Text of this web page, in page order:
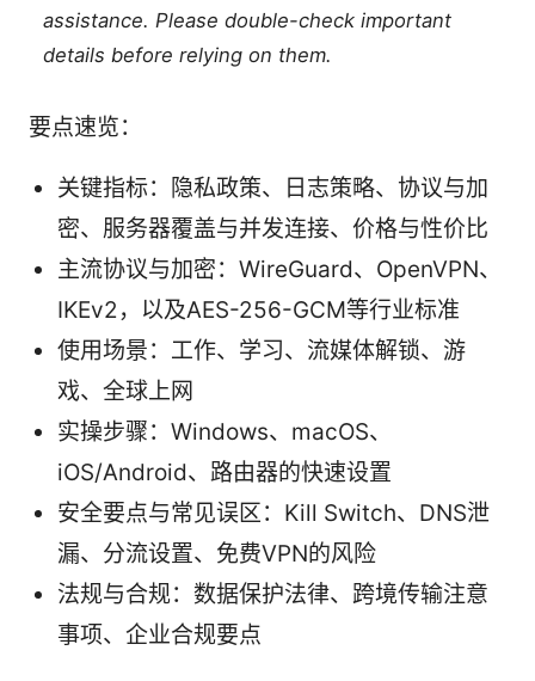
assistance. Please double-check important
details before relying on them.
要点速览：
关键指标：隐私政策、日志策略、协议与加
密、服务器覆盖与并发连接、价格与性价比
主流协议与加密：WireGuard、OpenVPN、
IKEv2，以及AES-256-GCM等行业标准
使用场景：工作、学习、流媒体解锁、游
戏、全球上网
实操步骤：Windows、macOS、
iOS/Android、路由器的快速设置
安全要点与常见误区：Kill Switch、DNS泄
漏、分流设置、免费VPN的风险
法规与合规：数据保护法律、跨境传输注意
事项、企业合规要点